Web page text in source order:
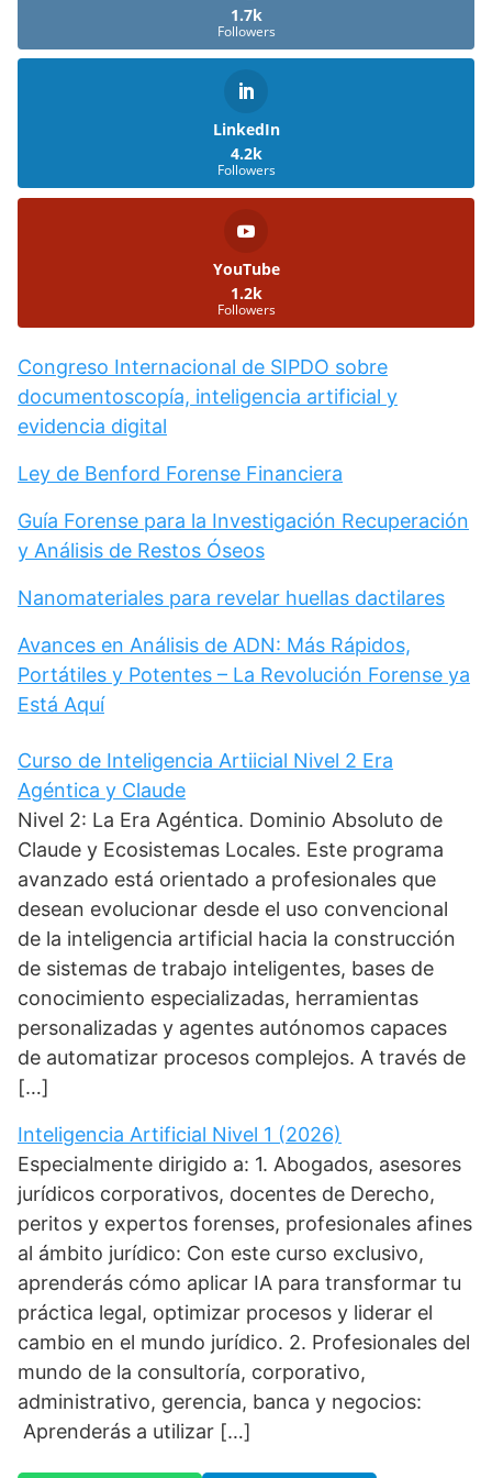
1.7k
Followers
LinkedIn
4.2k
Followers
YouTube
1.2k
Followers
Congreso Internacional de SIPDO sobre
documentoscopía, inteligencia artificial y
evidencia digital
Ley de Benford Forense Financiera
Guía Forense para la Investigación Recuperación
y Análisis de Restos Óseos
Nanomateriales para revelar huellas dactilares
Avances en Análisis de ADN: Más Rápidos,
Portátiles y Potentes – La Revolución Forense ya
Está Aquí
Curso de Inteligencia Artiicial Nivel 2 Era
Agéntica y Claude
Nivel 2: La Era Agéntica. Dominio Absoluto de
Claude y Ecosistemas Locales. Este programa
avanzado está orientado a profesionales que
desean evolucionar desde el uso convencional
de la inteligencia artificial hacia la construcción
de sistemas de trabajo inteligentes, bases de
conocimiento especializadas, herramientas
personalizadas y agentes autónomos capaces
de automatizar procesos complejos. A través de
[…]
Inteligencia Artificial Nivel 1 (2026)
Especialmente dirigido a: 1. Abogados, asesores
jurídicos corporativos, docentes de Derecho,
peritos y expertos forenses, profesionales afines
al ámbito jurídico: Con este curso exclusivo,
aprenderás cómo aplicar IA para transformar tu
práctica legal, optimizar procesos y liderar el
cambio en el mundo jurídico. 2. Profesionales del
mundo de la consultoría, corporativo,
administrativo, gerencia, banca y negocios:
Aprenderás a utilizar […]